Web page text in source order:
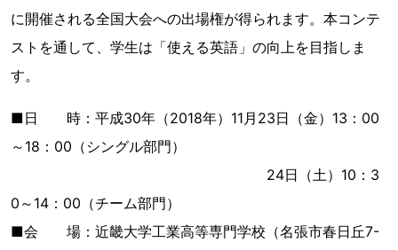
に開催される全国大会への出場権が得られます。本コンテ
ストを通して、学生は「使える英語」の向上を目指しま
す。
■日 時：平成30年（2018年）11月23日（金）13：00
～18：00（シングル部門）
24日（土）10：3
0～14：00（チーム部門）
■会 場：近畿大学工業高等専門学校（名張市春日丘7-